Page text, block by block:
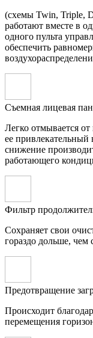
(схемы Twin, Triple,
работают вместе в
одного пульта
обеспечить
Съемная лицевая
Легко отмывается
ее
снижение
работающего
Фильтр
Сохраняет свои
гораздо дольше, чем
Предотвращение
Происходит
перемещения